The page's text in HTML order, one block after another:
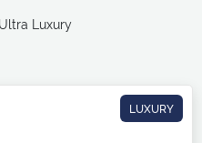
Ultra Luxury
LUXURY